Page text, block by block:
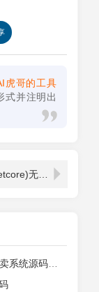
虎哥的工具
式并注明出
磊科(Netcore)无线路由器修改密码详细操作步骤
文后台全部汉化